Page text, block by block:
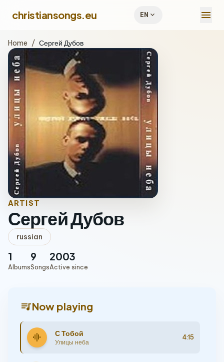
christiansongs.eu EN expand_more menu
Home / Сергей Дубов
ARTIST
Сергей Дубов
russian
1
Albums
9
Songs
2003
Active since
queue_musicNow playing
graphic_eq С Тобой
Улицы неба
4:15